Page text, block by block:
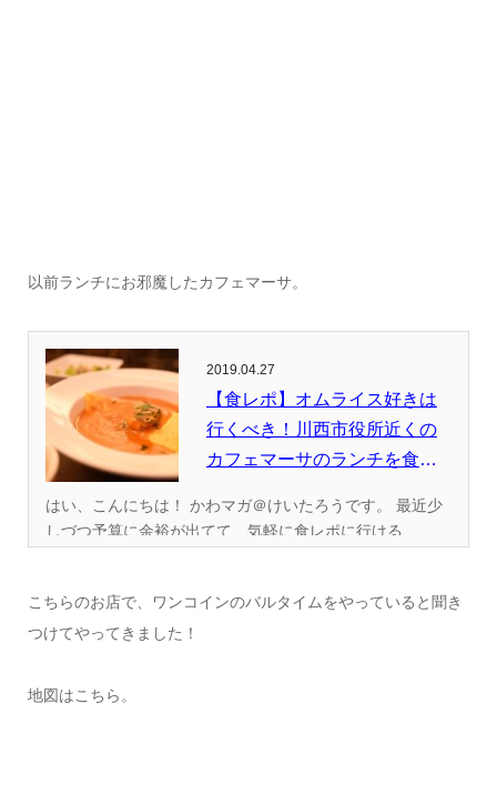
以前ランチにお邪魔したカフェマーサ。
2019.04.27
【食レポ】オムライス好きは
行くべき！川西市役所近くの
カフェマーサのランチを食べ
はい、こんにちは！ かわマガ＠けいたろうです。 最近少
しづつ予算に余裕が出てて、気軽に食レポに行ける...
こちらのお店で、ワンコインのバルタイムをやっていると聞き
つけてやってきました！
地図はこちら。